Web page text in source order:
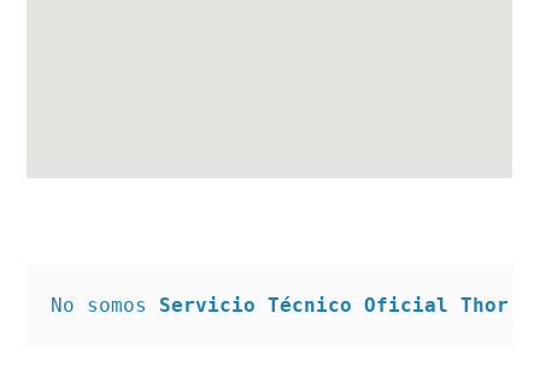
No somos Servicio Técnico Oficial Thor en